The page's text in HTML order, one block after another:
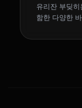
유리잔 부딪
함한 다양한